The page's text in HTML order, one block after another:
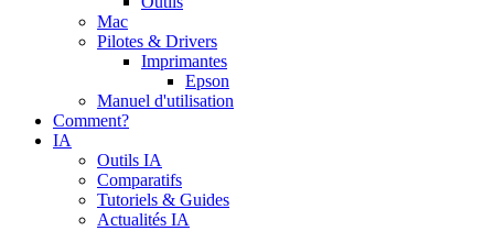
Mac
Pilotes & Drivers
Imprimantes
Epson
Manuel d'utilisation
Comment?
IA
Outils IA
Comparatifs
Tutoriels & Guides
Actualités IA